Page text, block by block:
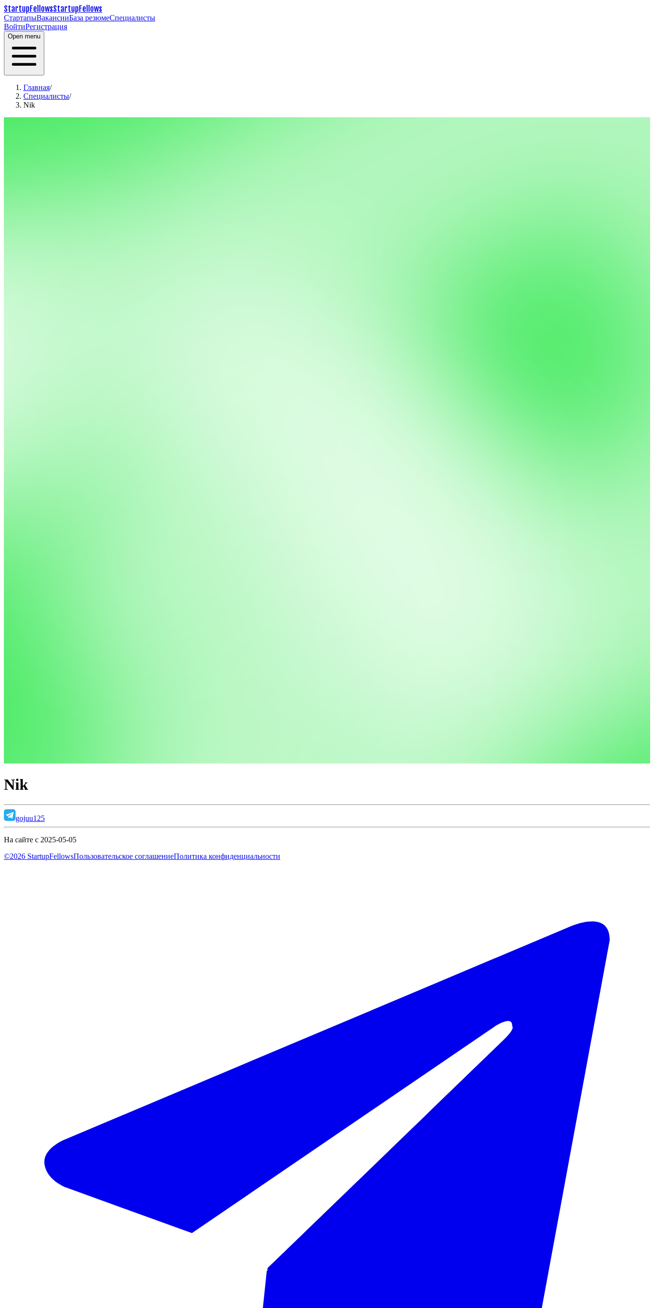
StartupFellowsStartupFellows
СтартапыВакансииБаза резюмеСпециалисты
ВойтиРегистрация
Open menu
Главная/
Специалисты/
Nik
Nik
gojuu125
На сайте с 2025-05-05
©2026 StartupFellowsПользовательское соглашениеПолитика конфиденциальности